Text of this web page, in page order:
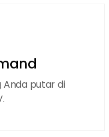
Anda putar di